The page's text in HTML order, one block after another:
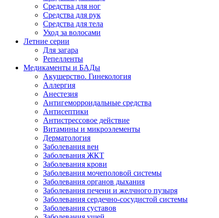
Средства для ног
Средства для рук
Средства для тела
Уход за волосами
Летние серии
Для загара
Репелленты
Медикаменты и БАДы
Акушерство. Гинекология
Аллергия
Анестезия
Антигеморроидальные средства
Антисептики
Антистрессовое действие
Витамины и микроэлементы
Дерматология
Заболевания вен
Заболевания ЖКТ
Заболевания крови
Заболевания мочеполовой системы
Заболевания органов дыхания
Заболевания печени и желчного пузыря
Заболевания сердечно-сосудистой системы
Заболевания суставов